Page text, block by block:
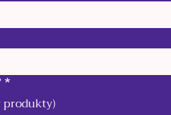
*
produkty)